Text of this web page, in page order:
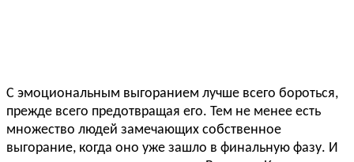
С эмоциональным выгоранием лучше всего бороться,
прежде всего предотвращая его. Тем не менее есть
множество людей замечающих собственное
выгорание, когда оно уже зашло в финальную фазу. И